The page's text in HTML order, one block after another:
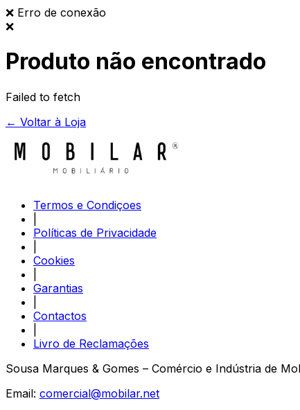
❌ Erro de conexão
❌
Produto não encontrado
Failed to fetch
← Voltar à Loja
Termos e Condiçoes
Políticas de Privacidade
Cookies
Garantias
Contactos
Livro de Reclamações
Sousa Marques & Gomes – Comércio e Indústria de
Email: comercial@mobilar.net